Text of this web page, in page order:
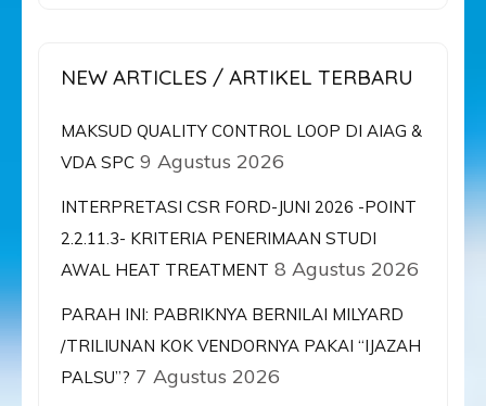
NEW ARTICLES / ARTIKEL TERBARU
MAKSUD QUALITY CONTROL LOOP DI AIAG &
VDA SPC 9 Agustus 2026
INTERPRETASI CSR FORD-JUNI 2026 -POINT
2.2.11.3- KRITERIA PENERIMAAN STUDI
AWAL HEAT TREATMENT 8 Agustus 2026
PARAH INI: PABRIKNYA BERNILAI MILYARD
/TRILIUNAN KOK VENDORNYA PAKAI “IJAZAH
PALSU”? 7 Agustus 2026